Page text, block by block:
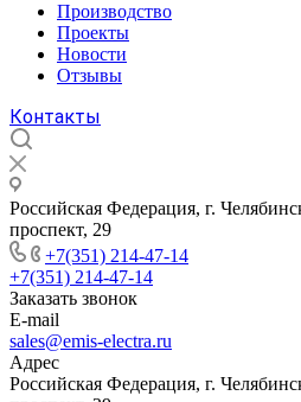
Производство
Проекты
Новости
Отзывы
Контакты
Российская Федерация, г.
проспект, 29
+7(351) 214-47-14
+7(351) 214-47-14
Заказать звонок
E-mail
sales@emis-electra.ru
Адрес
Российская Федерация, г.